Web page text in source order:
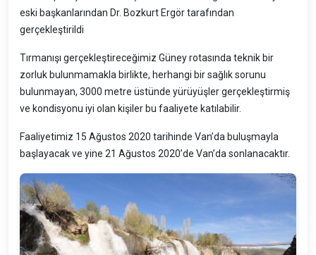
eski başkanlarından Dr. Bozkurt Ergör tarafından
gerçekleştirildi
Tırmanışı gerçekleştireceğimiz Güney rotasında teknik bir
zorluk bulunmamakla birlikte, herhangi bir sağlık sorunu
bulunmayan, 3000 metre üstünde yürüyüşler gerçekleştirmiş
ve kondisyonu iyi olan kişiler bu faaliyete katılabilir.
Faaliyetimiz 15 Ağustos 2020 tarihinde Van’da buluşmayla
başlayacak ve yine 21 Ağustos 2020’de Van’da sonlanacaktır.